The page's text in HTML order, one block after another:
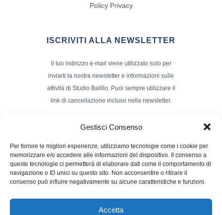
Gestisci Consenso
Per fornire le migliori esperienze, utilizziamo tecnologie come i cookie per
memorizzare e/o accedere alle informazioni del dispositivo. Il consenso a
queste tecnologie ci permetterà di elaborare dati come il comportamento di
navigazione o ID unici su questo sito. Non acconsentire o ritirare il
consenso può influire negativamente su alcune caratteristiche e funzioni.
Accetta
Policy Privacy
ISCRIVITI ALLA NEWSLETTER
Il tuo indirizzo e-mail viene utilizzato solo per
inviarti la nostra newsletter e informazioni sulle
attività di Studio Balillo. Puoi sempre utilizzare il
link di cancellazione incluso nella newsletter.
Nome e Cognome